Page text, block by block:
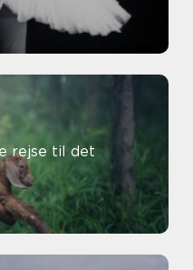
rejse til det